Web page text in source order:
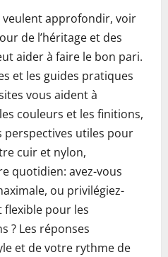
veulent approfondir, voir
de l’héritage et des
aider à faire le bon pari.
et les guides pratiques
vous aident à
couleurs et les finitions,
utiles pour
cuir et nylon,
quotidien: avez-vous
ou privilégiez-
flexible pour les
? Les réponses
et de votre rythme de